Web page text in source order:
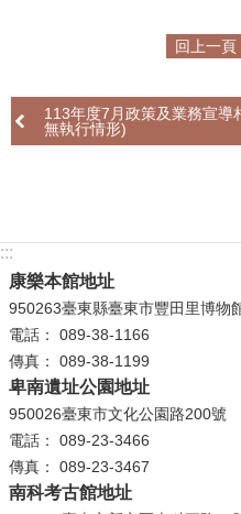
探
我
便
民
服
務
性
別
平
回上一頁
113年度7月政策及業務宣導
無執行情形)
:::
康樂本館地址
950263臺東縣臺東市豐田里博物
電話： 089-38-1166
傳真： 089-38-1199
卑南遺址公園地址
950026臺東市文化公園路200號
電話： 089-23-3466
傳真： 089-23-3467
南科考古館地址